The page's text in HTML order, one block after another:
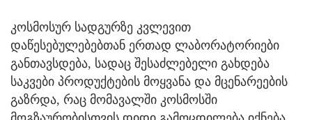
კოსმოსურ სადგურზე კვლევით
დაწესებულებებთან ერთად ლაბორატორიები
განთავსდება, სადაც შესაძლებელი გახდება
საკვები პროდუქტების მოყვანა და მცენარეების
გაზრდა, რაც მომავალში კოსმოსში